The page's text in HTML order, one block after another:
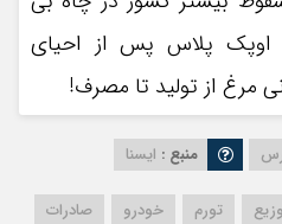
اوپک پلاس پس از احیای
منبع : ایسنا
تورم خودرو صادرات